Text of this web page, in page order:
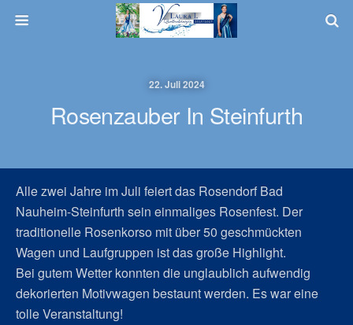
22. Juli 2024
Rosenzauber In Steinfurth
Alle zwei Jahre im Juli feiert das Rosendorf Bad
Nauheim-Steinfurth sein einmaliges Rosenfest. Der
traditionelle Rosenkorso mit über 50 geschmückten
Wagen und Laufgruppen ist das große Highlight.
Bei gutem Wetter konnten die unglaublich aufwendig
dekorierten Motivwagen bestaunt werden. Es war eine
tolle Veranstaltung!